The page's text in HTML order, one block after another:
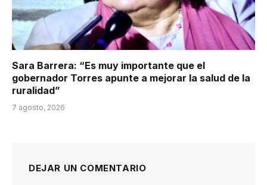
Sara Barrera: “Es muy importante que el
gobernador Torres apunte a mejorar la salud de la
ruralidad”
7 agosto, 2026
DEJAR UN COMENTARIO